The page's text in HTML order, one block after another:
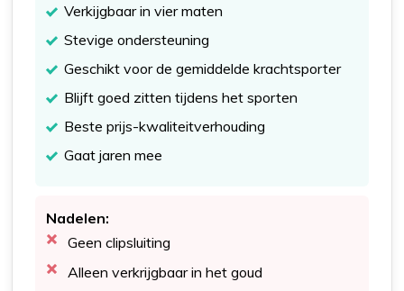
Verkijgbaar in vier maten
Stevige ondersteuning
Geschikt voor de gemiddelde krachtsporter
Blijft goed zitten tijdens het sporten
Beste prijs-kwaliteitverhouding
Gaat jaren mee
Nadelen:
Geen clipsluiting
Alleen verkrijgbaar in het goud